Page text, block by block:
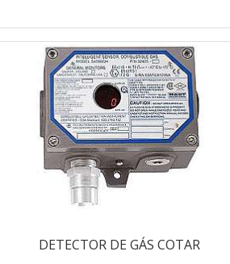
DETECTOR DE GÁS COTAR